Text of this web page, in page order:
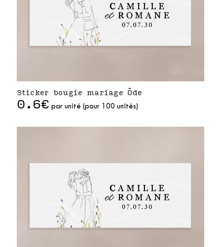
Sticker bougie mariage Ôde
0.6€ par unité (pour 100 unités)